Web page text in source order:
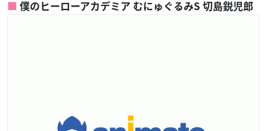
僕のヒーローアカデミア むにゅぐるみS 切島鋭児郎